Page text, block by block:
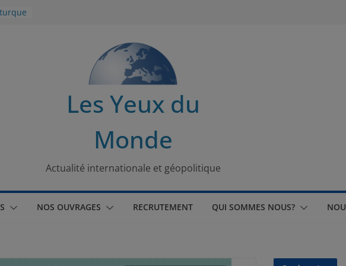
Les Yeux du
Monde
Actualité internationale et géopolitique
NOS OUVRAGES RECRUTEMENT QUI SOMMES NOUS?